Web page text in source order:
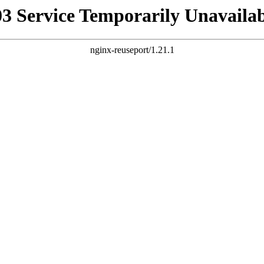
Service Temporarily
nginx-reuseport/1.21.1